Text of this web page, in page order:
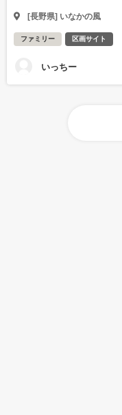
[長野県] いなかの風
ファミリー 区画サイト
いっちー